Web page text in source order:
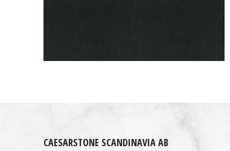
CAESARSTONE SCANDINAVIA AB